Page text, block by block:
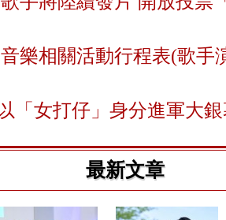
樂相關活動行程表(歌手
「女打仔」身分進軍大
最新文章